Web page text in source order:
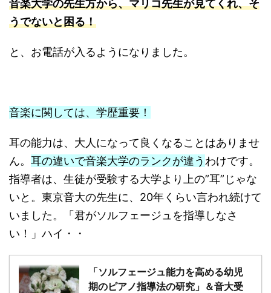
音楽大学の先生方から、マリコ先生が見てくれ、そ
うでないと困る！
と、お電話が入るようになりました。
音楽に関しては、学歴重要！
耳の能力は、大人になって良くなることはありませ
ん。 耳の違いで音楽大学のランクが違う わけです。
指導者は、生徒が受験する大学より上の”耳”じゃな
いと。東京音大の先生に、20年くらい言われ続けて
いました。「君がソルフェージュを指導しなさ
い！」ハイ・・
「ソルフェージュ能力を高める幼児
期のピアノ指導法の研究」＆音大受